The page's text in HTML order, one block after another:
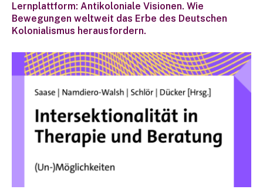
Lernplattform: Antikoloniale Visionen. Wie
Bewegungen weltweit das Erbe des Deutschen
Kolonialismus herausfordern.